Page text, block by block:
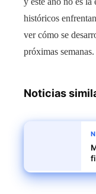
históricos
ver cómo se
próximas semanas.
Noticias